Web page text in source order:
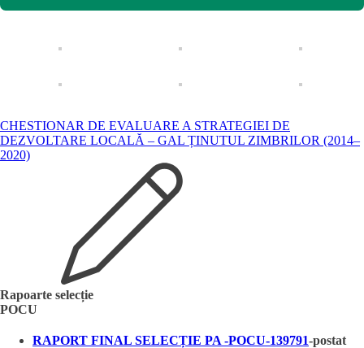
CHESTIONAR DE EVALUARE A STRATEGIEI DE
DEZVOLTARE LOCALĂ – GAL ȚINUTUL ZIMBRILOR (2014–
2020)
Rapoarte selecție
POCU
RAPORT FINAL SELECȚIE PA -POCU-139791-postat